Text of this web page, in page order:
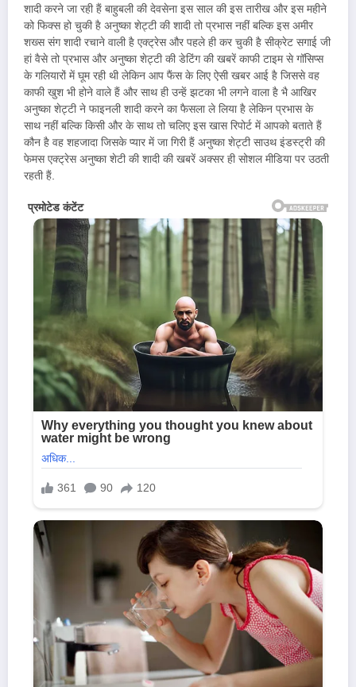
शादी करने जा रही हैं बाहुबली की देवसेना इस साल की इस तारीख और इस महीने
को फिक्स हो चुकी है अनुष्का शेट्टी की शादी तो प्रभास नहीं बल्कि इस अमीर
शख्स संग शादी रचाने वाली है एक्ट्रेस और पहले ही कर चुकी है सीक्रेट सगाई जी
हां वैसे तो प्रभास और अनुष्का शेट्टी की डेटिंग की खबरें काफी टाइम से गॉसिप्स
के गलियारों में घूम रही थी लेकिन आप फैंस के लिए ऐसी खबर आई है जिससे वह
काफी खुश भी होने वाले हैं और साथ ही उन्हें झटका भी लगने वाला है भै आखिर
अनुष्का शेट्टी ने फाइनली शादी करने का फैसला ले लिया है लेकिन प्रभास के
साथ नहीं बल्कि किसी और के साथ तो चलिए इस खास रिपोर्ट में आपको बताते हैं
कौन है वह शहजादा जिसके प्यार में जा गिरी हैं अनुष्का शेट्टी साउथ इंडस्ट्री की
फेमस एक्ट्रेस अनुष्का शेटी की शादी की खबरें अक्सर ही सोशल मीडिया पर उठती
रहती हैं.